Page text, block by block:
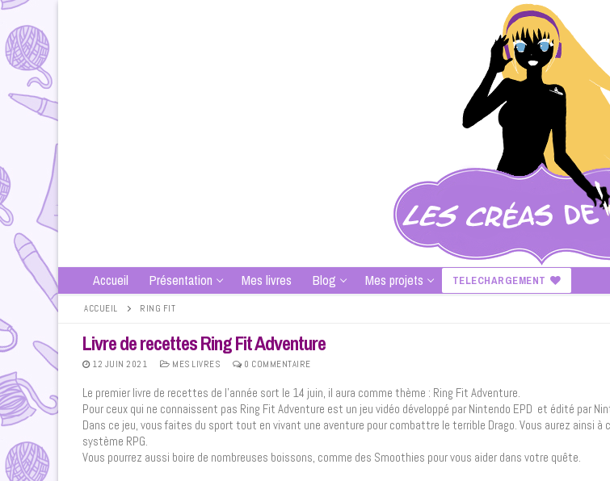
Accueil Présentation Mes livres Blog Mes projets TELECHARGEMENT
ACCUEIL RING FIT
Livre de recettes Ring Fit Adventure
12 JUIN 2021 MES LIVRES 0 COMMENTAIRE
Le premier livre de recettes de l’année sort le 14 juin, il aura comme thème : Ring Fit Adventure.
Pour ceux qui ne connaissent pas Ring Fit Adventure est un jeu vidéo développé par Nintendo EPD et édité par
Dans ce jeu, vous faites du sport tout en vivant une aventure pour combattre le terrible Drago. Vous aurez ainsi
système RPG.
Vous pourrez aussi boire de nombreuses boissons, comme des Smoothies pour vous aider dans votre quête.